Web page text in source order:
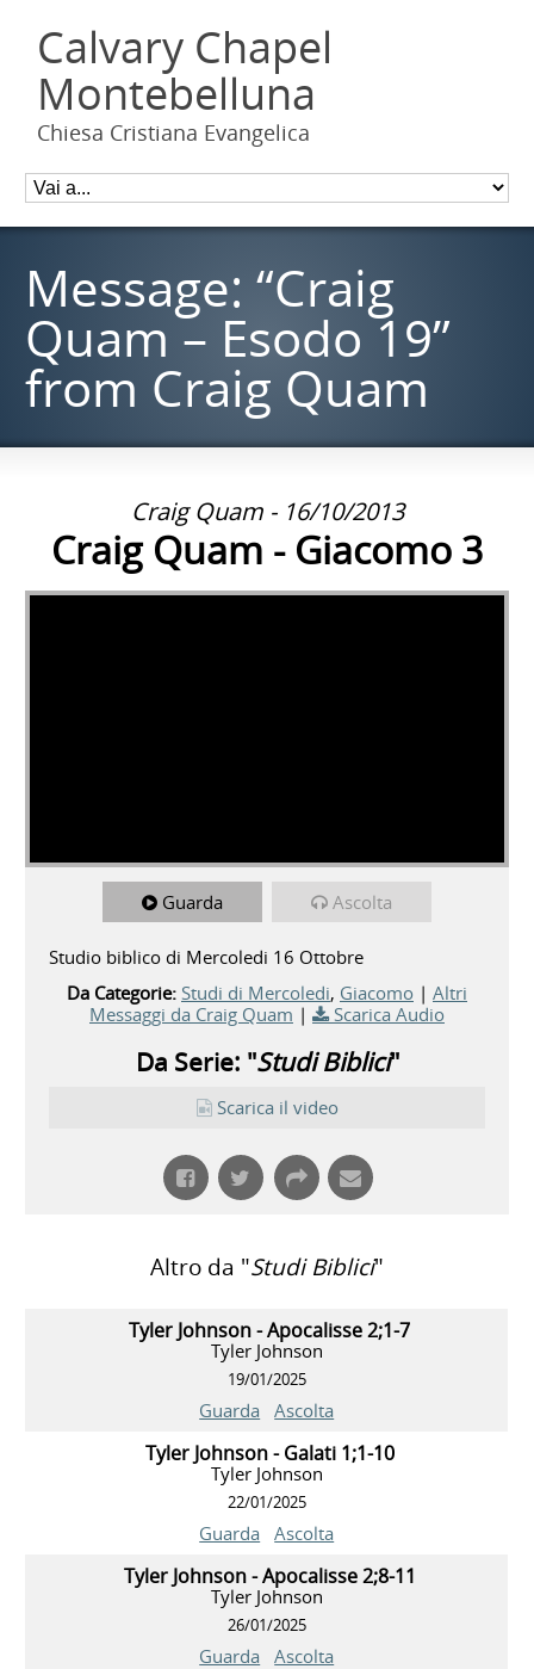
Calvary Chapel
Montebelluna
Chiesa Cristiana Evangelica
Message: “Craig
Quam – Esodo 19”
from Craig Quam
Craig Quam - 16/10/2013
Craig Quam - Giacomo 3
Guarda Ascolta
Studio biblico di Mercoledi 16 Ottobre
Da Categorie: Studi di Mercoledi, Giacomo | Altri
Messaggi da Craig Quam | Scarica Audio
Da Serie: "Studi Biblici"
Scarica il video
Altro da "Studi Biblici"
Tyler Johnson - Apocalisse 2;1-7
Tyler Johnson
19/01/2025
Guarda Ascolta
Tyler Johnson - Galati 1;1-10
Tyler Johnson
22/01/2025
Guarda Ascolta
Tyler Johnson - Apocalisse 2;8-11
Tyler Johnson
26/01/2025
Guarda Ascolta